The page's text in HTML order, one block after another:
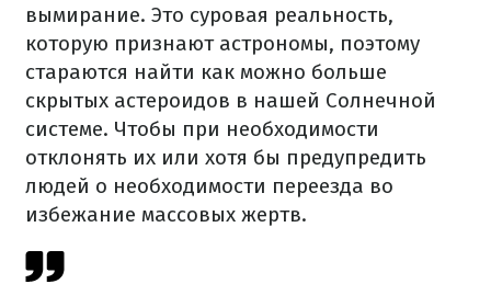
вымирание. Это суровая реальность,
которую признают астрономы, поэтому
стараются найти как можно больше
скрытых астероидов в нашей Солнечной
системе. Чтобы при необходимости
отклонять их или хотя бы предупредить
людей о необходимости переезда во
избежание массовых жертв.